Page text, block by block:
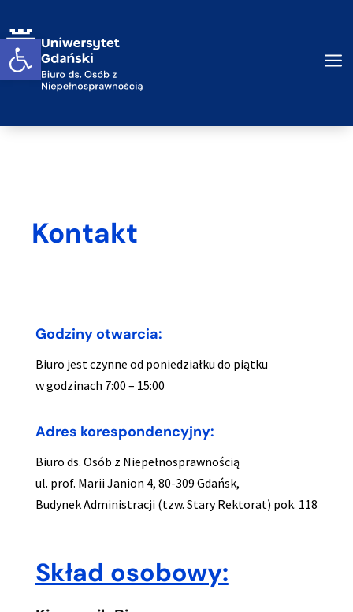
Otwórz widget a
Kontakt
Godziny otwarcia:
Biuro jest czynne od poniedziałku do piątku
w godzinach 7:00 – 15:00
Adres korespondencyjny:
Biuro ds. Osób z Niepełnosprawnością
ul. prof. Marii Janion 4, 80-309 Gdańsk,
Budynek Administracji (tzw. Stary Rektorat) pok. 118
Skład osobowy: